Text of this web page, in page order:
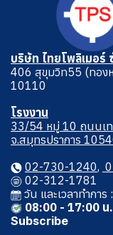
บริษัท ไทยโพลิเมอร์
406 สุขุมวิท55 (ทอง
10110
โรงงาน
33/54 หมู่ 10 ถนนเท
จ.สมุทรปราการ
02-730-1240,
02-312-1781
วัน และเวลาทําการ
08:00 - 17:00 น.
Subscribe